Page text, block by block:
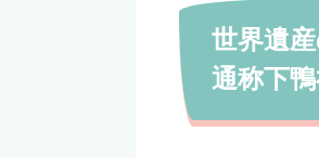
世界遺
通称下